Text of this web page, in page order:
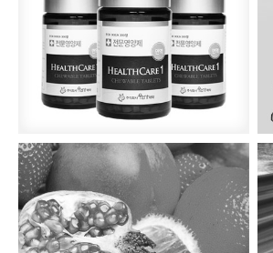
우리가제약
경일유통